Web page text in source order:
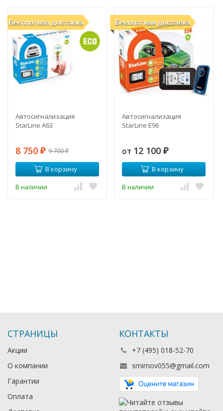
Бесплатная доставка
Автосигнализация
StarLine A63
8 750 ₽ 9 700₽
В корзину
В наличии
Бесплатная доставка
Автосигнализация
StarLine E96
от 12 100 ₽
В корзину
В наличии
СТРАНИЦЫ
Акции
О компании
Гарантии
Оплата
КОНТАКТЫ
+7 (495) 018-52-70
smirnov055@gmail.com